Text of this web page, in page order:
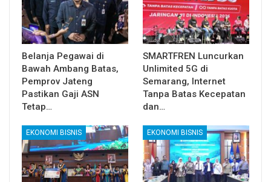
Belanja Pegawai di
Bawah Ambang Batas,
Pemprov Jateng
Pastikan Gaji ASN
Tetap…
SMARTFREN Luncurkan
Unlimited 5G di
Semarang, Internet
Tanpa Batas Kecepatan
dan…
EKONOMI BISNIS EKONOMI BISNIS